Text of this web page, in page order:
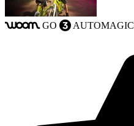
woom GO 3 AUTOMAGIC